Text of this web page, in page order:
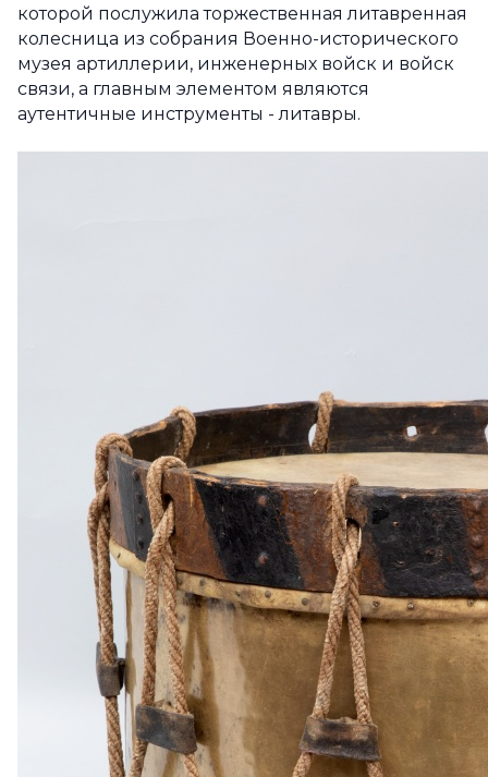
которой послужила торжественная литавренная
колесница из собрания Военно-исторического
музея артиллерии, инженерных войск и войск
связи, а главным элементом являются
аутентичные инструменты - литавры.